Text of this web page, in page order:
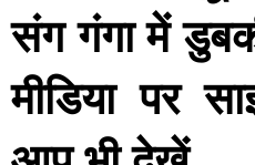
संग गंगा में
मीडिया पर